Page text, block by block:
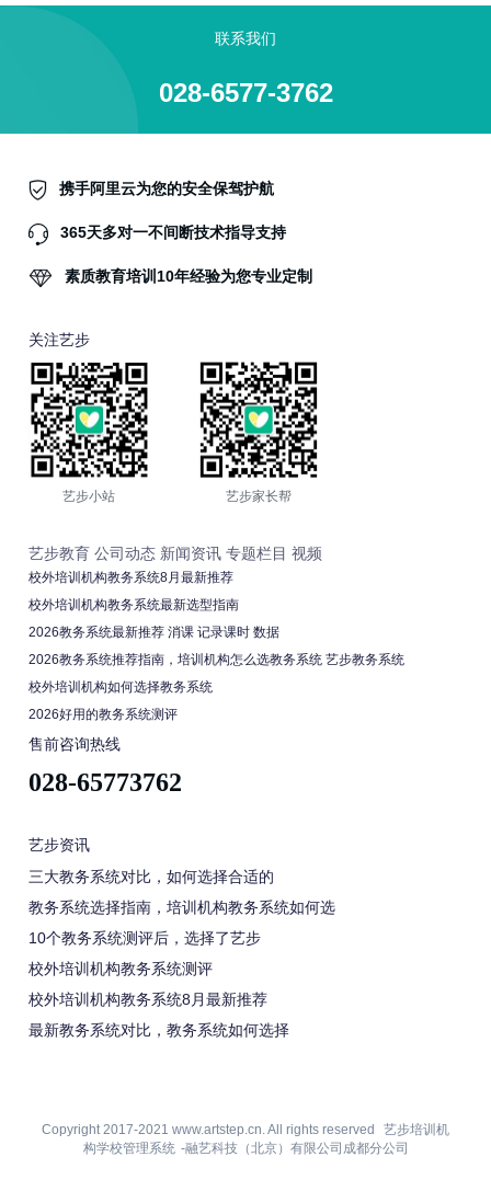
联系我们
028-6577-3762
携手阿里云为您的安全保驾护航
365天多对一不间断技术指导支持
素质教育培训10年经验为您专业定制
关注艺步
艺步小站 艺步家长帮
艺步教育 公司动态 新闻资讯 专题栏目 视频
校外培训机构教务系统8月最新推荐
校外培训机构教务系统最新选型指南
2026教务系统最新推荐 消课 记录课时 数据
2026教务系统推荐指南，培训机构怎么选教务系统 艺步教务系统
校外培训机构如何选择教务系统
2026好用的教务系统测评
售前咨询热线
028-65773762
艺步资讯
三大教务系统对比，如何选择合适的
教务系统选择指南，培训机构教务系统如何选
10个教务系统测评后，选择了艺步
校外培训机构教务系统测评
校外培训机构教务系统8月最新推荐
最新教务系统对比，教务系统如何选择
Copyright 2017-2021 www.artstep.cn. All rights reserved
艺步培训机
构学校管理系统 -融艺科技（北京）有限公司成都分公司